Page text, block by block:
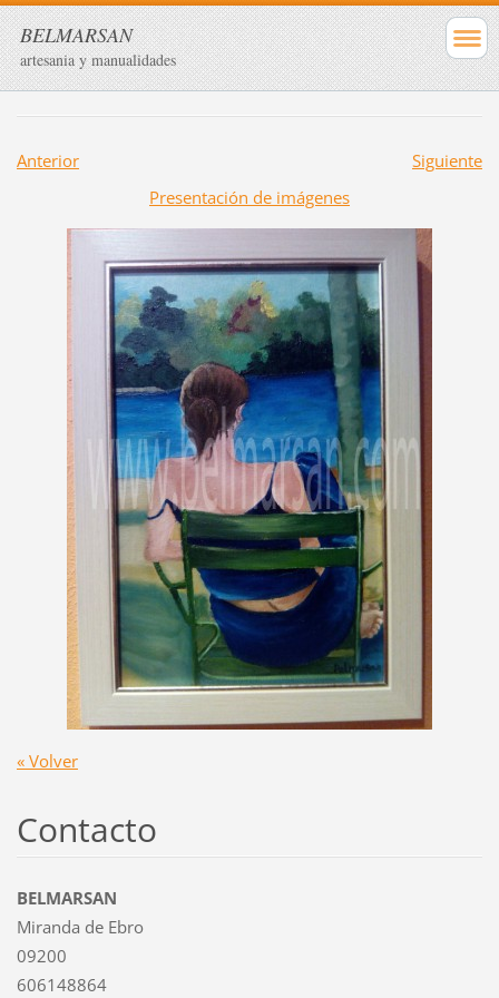
BELMARSAN
artesania y manualidades
Anterior
Siguiente
Presentación de imágenes
« Volver
Contacto
BELMARSAN
Miranda de Ebro
09200
606148864